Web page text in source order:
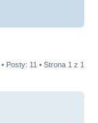
• Posty: 11 • Strona 1 z 1